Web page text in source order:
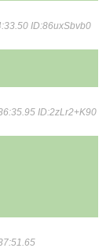
ID:86uxSbvb0
ID:2zLr2+K90